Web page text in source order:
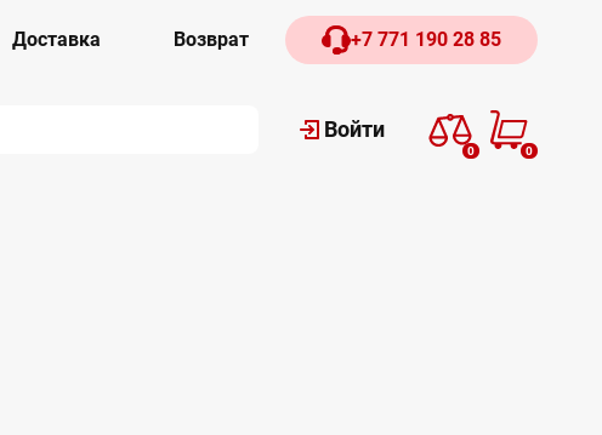
Доставка Возврат +7 771 190 28 85
Войти
0 0